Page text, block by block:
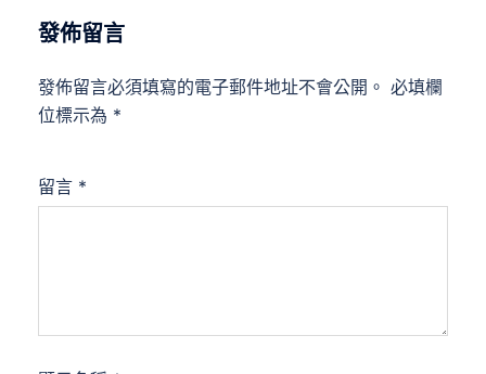
發佈留言
發佈留言必須填寫的電子郵件地址不會公開。 必填欄
位標示為 *
留言 *